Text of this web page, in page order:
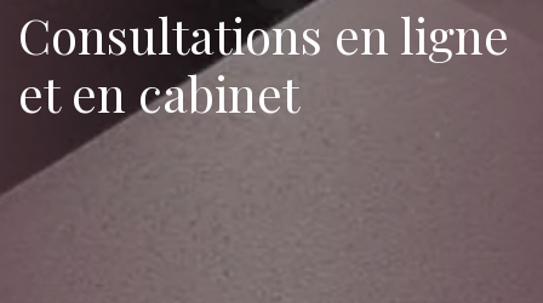
Consultations en ligne
et en cabinet